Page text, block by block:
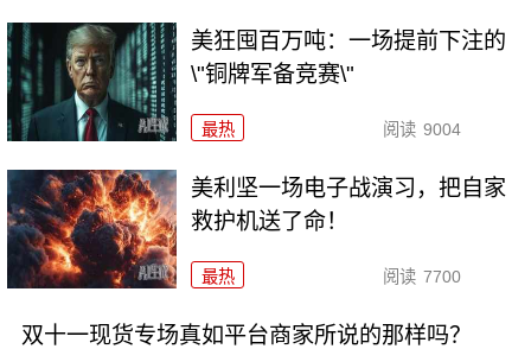
美狂囤百万吨：一场提前下注的
\"铜牌军备竞赛\"
最热 阅读 9004
美利坚一场电子战演习，把自家
救护机送了命！
最热 阅读 7700
双十一现货专场真如平台商家所说的那样吗？